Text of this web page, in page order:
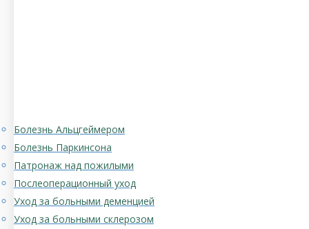
Болезнь Альцгеймером
Болезнь Паркинсона
Патронаж над пожилыми
Послеоперационный уход
Уход за больными деменцией
Уход за больными склерозом